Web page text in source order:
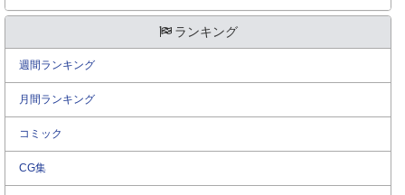
ランキング
週間ランキング
月間ランキング
コミック
CG集